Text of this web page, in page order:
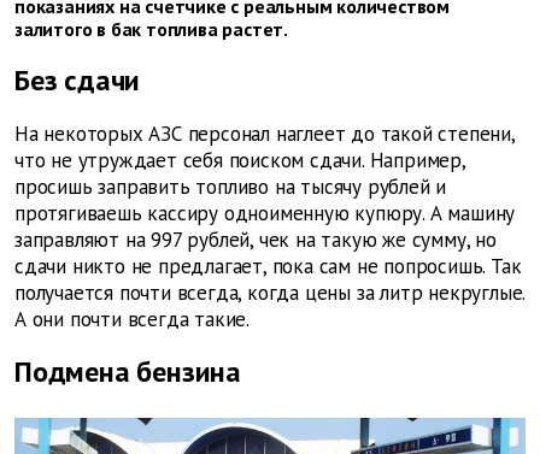
показаниях на счетчике с реальным количеством
залитого в бак топлива растет.
Без сдачи
На некоторых АЗС персонал наглеет до такой степени,
что не утруждает себя поиском сдачи. Например,
просишь заправить топливо на тысячу рублей и
протягиваешь кассиру одноименную купюру. А машину
заправляют на 997 рублей, чек на такую же сумму, но
сдачи никто не предлагает, пока сам не попросишь. Так
получается почти всегда, когда цены за литр некруглые.
А они почти всегда такие.
Подмена бензина